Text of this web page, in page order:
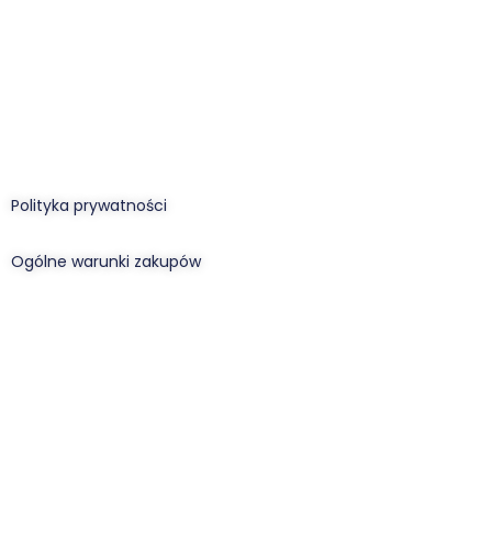
Polityka prywatności
Ogólne warunki zakupów